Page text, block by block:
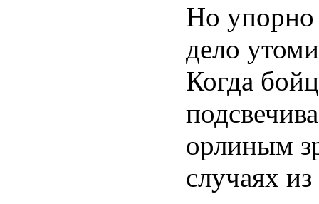
Но упорно
дело
Когда
орлиным
случаях